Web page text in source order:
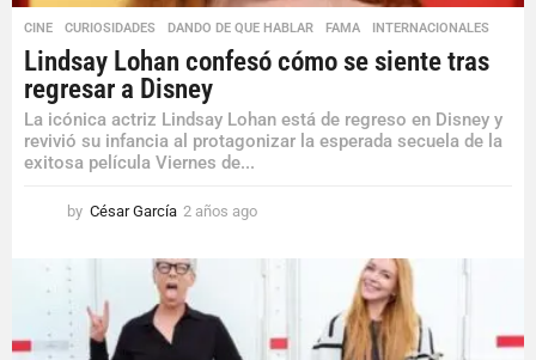
CINE ,CURIOSIDADES ,DANDO DE QUE HABLAR ,FAMA INTERNACIONALES
Lindsay Lohan confesó cómo se siente tras
regresar a Disney
La icónica actriz Lindsay Lohan está de regreso en Disney y
revivió su infancia al protagonizar la esperada secuela de la
exitosa película Viernes de...
by César García 2 años ago
ñ
o